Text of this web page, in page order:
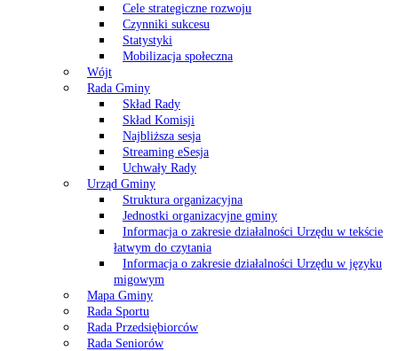
Cele strategiczne rozwoju
Czynniki sukcesu
Statystyki
Mobilizacja społeczna
Wójt
Rada Gminy
Skład Rady
Skład Komisji
Najbliższa sesja
Streaming eSesja
Uchwały Rady
Urząd Gminy
Struktura organizacyjna
Jednostki organizacyjne gminy
Informacja o zakresie działalności Urzędu w tekście
łatwym do czytania
Informacja o zakresie działalności Urzędu w języku
migowym
Mapa Gminy
Rada Sportu
Rada Przedsiębiorców
Rada Seniorów